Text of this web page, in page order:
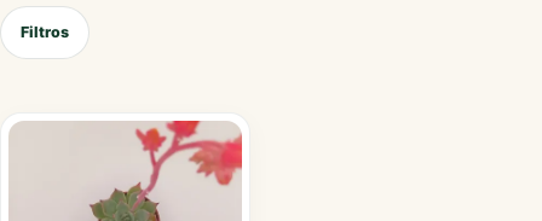
Filtros